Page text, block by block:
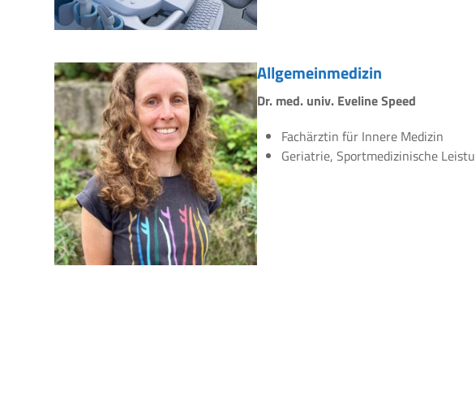
Allgemeinmedizin
Dr. med. univ. Eveline Speed
Fachärztin für Innere Medizin
Geriatrie, Sportmedizinische